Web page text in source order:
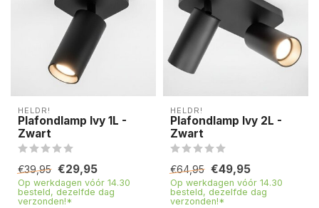
HELDR!
Plafondlamp Ivy 1L -
Zwart
€39,95 €29,95
Op werkdagen vóór 14.30
besteld, dezelfde dag
verzonden!*
HELDR!
Plafondlamp Ivy 2L -
Zwart
€64,95 €49,95
Op werkdagen vóór 14.30
besteld, dezelfde dag
verzonden!*